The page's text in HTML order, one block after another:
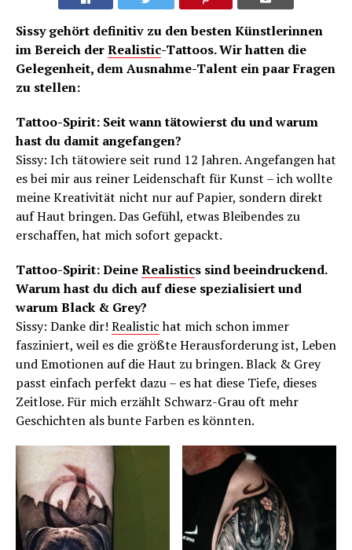
Sissy gehört definitiv zu den besten Künstlerinnen
im Bereich derRealistic-Tattoos. Wir hatten die
Gelegenheit, dem Ausnahme-Talent ein paar Fragen
zu stellen:
Tattoo-Spirit: Seit wann tätowierst du und warum
hast du damit angefangen?
Sissy: Ich tätowiere seit rund 12 Jahren. Angefangen hat
es bei mir aus reiner Leidenschaft für Kunst – ich wollte
meine Kreativität nicht nur auf Papier, sondern direkt
auf Haut bringen. Das Gefühl, etwas Bleibendes zu
erschaffen, hat mich sofort gepackt.
Tattoo-Spirit: DeineRealistics sind beeindruckend.
Warum hast du dich auf diese spezialisiert und
warum Black & Grey?
Sissy: Danke dir! Realistichat mich schon immer
fasziniert, weil es die größte Herausforderung ist, Leben
und Emotionen auf die Haut zu bringen. Black & Grey
passt einfach perfekt dazu – es hat diese Tiefe, dieses
Zeitlose. Für mich erzählt Schwarz-Grau oft mehr
Geschichten als bunte Farben es könnten.